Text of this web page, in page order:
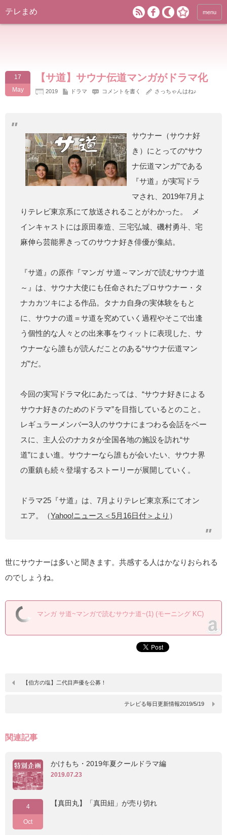
テレまめ menu
17
May
【サ道】サウナ伝道マンガがドラマ化
2019 ドラマ コメントを書く さっちゃんはね♪
サウナー（サウナ好
き）にとっての“サウ
ナ伝道マンガ”である
『サ道』が実写ドラ
マされ、2019年7月よ
りテレビ東京系にて放送されることがわかった。 メ
インキャストには原田泰造、三宅弘城、磯村勇斗、宅
麻伸ら芸能界きってのサウナ好き俳優が集結。
『サ道』の原作『マンガ サ道～マンガで読むサウナ道
～』は、サウナ大使にも任命されたプロサウナー・タ
ナカカツキによる作品。タナカ自身の実体験をもと
に、サウナの道＝サ道を究めていく過程やそこで出逢
う個性的な人々との出来事をウィットに表現した、サ
ウナーなら誰もが読んだことのある“サウナ伝道マン
ガ”だ。
今回の実写ドラマ化にあたっては、“サウナ好きによる
サウナ好きのためのドラマ”を目指しているとのこと。
レギュラーメンバー3人のサウナにまつわる会話をベー
スに、主人公のナカタが全国各地の施設を訪れ“サ
道”にまい進。サウナーなら誰もが会いたい、サウナ界
の重鎮も続々登場するストーリーが展開していく。
ドラマ25『サ道』は、7月よりテレビ東京系にてオン
エア。（Yahoo!ニュース＜5月16日付＞より ）
世にサウナーは多いと聞きます。共感する人はかなりおられる
のでしょうね。
マンガ サ道~マンガで読むサウナ道~(1) (モーニング KC)
【伯方の塩】二代目声優を公募！
テレビる毎日更新情報2019/5/19
関連記事
かけもち・2019年夏クールドラマ編
2019.07.23
4
Oct
【真田丸】「真田紐」が売り切れ